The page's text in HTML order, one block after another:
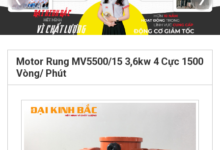
Motor Rung MV5500/15 3,6kw 4 Cực 1500
Vòng/ Phút